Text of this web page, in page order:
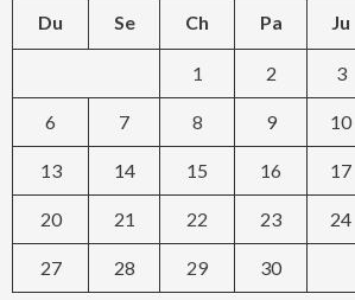
Du Se Ch Pa Ju
1 2 3
6 7 8 9 10
13 14 15 16 17
20 21 22 23 24
27 28 29 30